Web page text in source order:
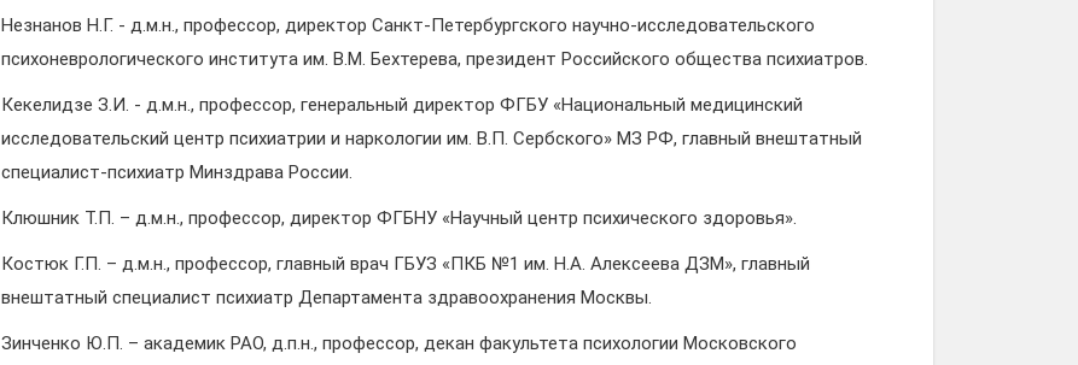
Незнанов Н.Г. - д.м.н., профессор, директор Санкт-Петербургского научно-исследовательского
психоневрологического института им. В.М. Бехтерева, президент Российского общества психиатров.
Кекелидзе З.И. - д.м.н., профессор, генеральный директор ФГБУ «Национальный медицинский
исследовательский центр психиатрии и наркологии им. В.П. Сербского» МЗ РФ, главный внештатный
специалист-психиатр Минздрава России.
Клюшник Т.П. – д.м.н., профессор, директор ФГБНУ «Научный центр психического здоровья».
Костюк Г.П. – д.м.н., профессор, главный врач ГБУЗ «ПКБ №1 им. Н.А. Алексеева ДЗМ», главный
внештатный специалист психиатр Департамента здравоохранения Москвы.
Зинченко Ю.П. – академик РАО, д.п.н., профессор, декан факультета психологии Московского